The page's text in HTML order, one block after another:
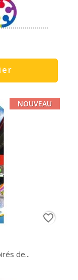
de...
NOUVEAU
favorite_border